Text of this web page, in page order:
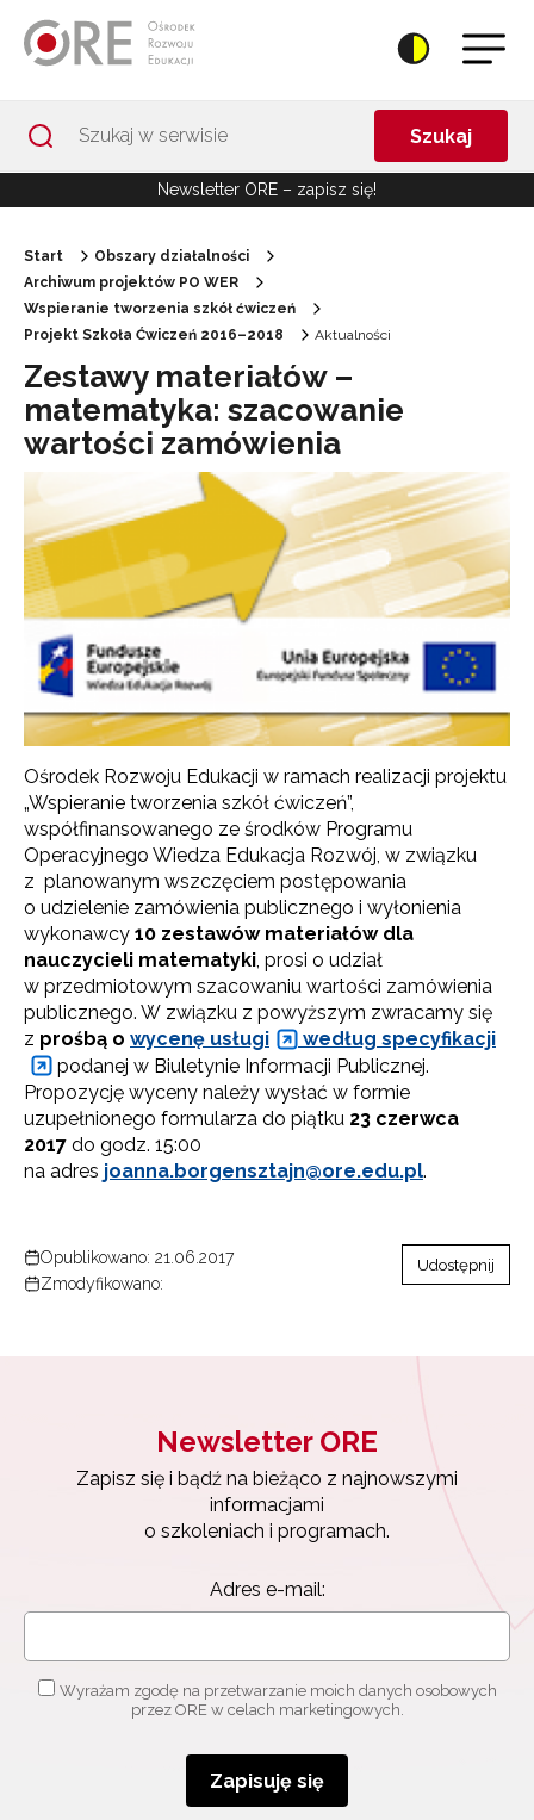
Szukaj
Newsletter ORE – zapisz się!
Start
Obszary działalności
Archiwum projektów PO WER
Wspieranie tworzenia szkół ćwiczeń
Projekt Szkoła Ćwiczeń 2016–2018
Aktualności
Zestawy materiałów –
matematyka: szacowanie
wartości zamówienia
Ośrodek Rozwoju Edukacji w ramach realizacji projektu
„Wspieranie tworzenia szkół ćwiczeń”,
współfinansowanego ze środków Programu
Operacyjnego Wiedza Edukacja Rozwój, w związku
z planowanym wszczęciem postępowania
o udzielenie zamówienia publicznego i wyłonienia
wykonawcy 10 zestawów materiałów dla
nauczycieli matematyki , prosi o udział
w przedmiotowym szacowaniu wartości zamówienia
publicznego. W związku z powyższym zwracamy się
z prośbą o wycenę usługi
według specyfikacji
podanej w Biuletynie Informacji Publicznej.
Propozycję wyceny należy wysłać w formie
uzupełnionego formularza do piątku 23 czerwca
2017 do godz. 15:00
na adres joanna.borgensztajn@ore.edu.pl.
Opublikowano: 21.06.2017
Zmodyfikowano:
Udostępnij
Newsletter ORE
Zapisz się i bądź na bieżąco z najnowszymi
informacjami
o szkoleniach i programach.
Adres e-mail:
Wyrażam zgodę na przetwarzanie moich danych osobowych
przez ORE w celach marketingowych.
Zapisuję się